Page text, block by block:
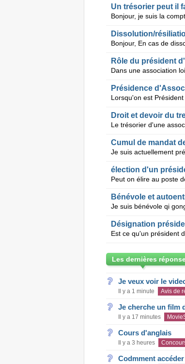
Un trésorier peut il
Dissolution/
Rôle du président
Présidence
Droit et devoir du
Cumul de mandat
élection d'un
Bénévole et
Désignation
Les dernières
Je veux voir le
Il y a 1 minute Avis de
Je cherche un film
Il y a 17 minutes
Cours d'anglais
Il y a 3 heures
Codmment